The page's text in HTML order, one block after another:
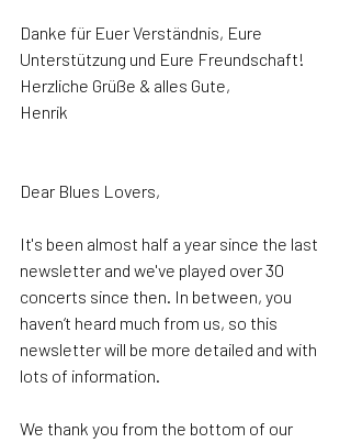
Danke für Euer Verständnis, Eure
Unterstützung und Eure Freundschaft!
Herzliche Grüße & alles Gute,
Henrik
Dear Blues Lovers,
It's been almost half a year since the last
newsletter and we've played over 30
concerts since then. In between, you
haven‘t heard much from us, so this
newsletter will be more detailed and with
lots of information.
We thank you from the bottom of our